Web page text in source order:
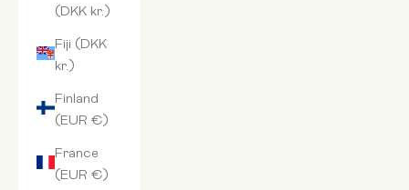
(DKK kr.)
Fiji (DKK
kr.)
Finland
(EUR €)
France
(EUR €)